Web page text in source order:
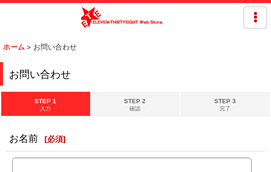
ホーム > お問い合わせ
お問い合わせ
STEP 1
入力
STEP 2
確認
STEP 3
完了
お名前 [必須]